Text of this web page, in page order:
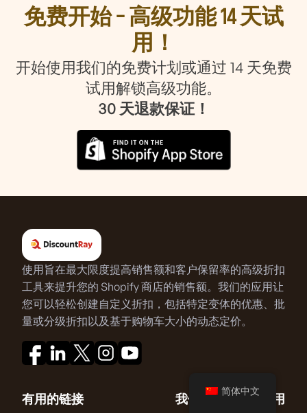
免费开始 – 高级功能 14 天试
用！
开始使用我们的免费计划或通过 14 天免费
试用解锁高级功能。
30 天退款保证！
使用旨在最大限度提高销售额和客户保留率的高级折扣
工具来提升您的 Shopify 商店的销售额。我们的应用让
您可以轻松创建自定义折扣，包括特定变体的优惠、批
量或分级折扣以及基于购物车大小的动态定价。
有用的链接 我们的 Shopify 应用
简体中文